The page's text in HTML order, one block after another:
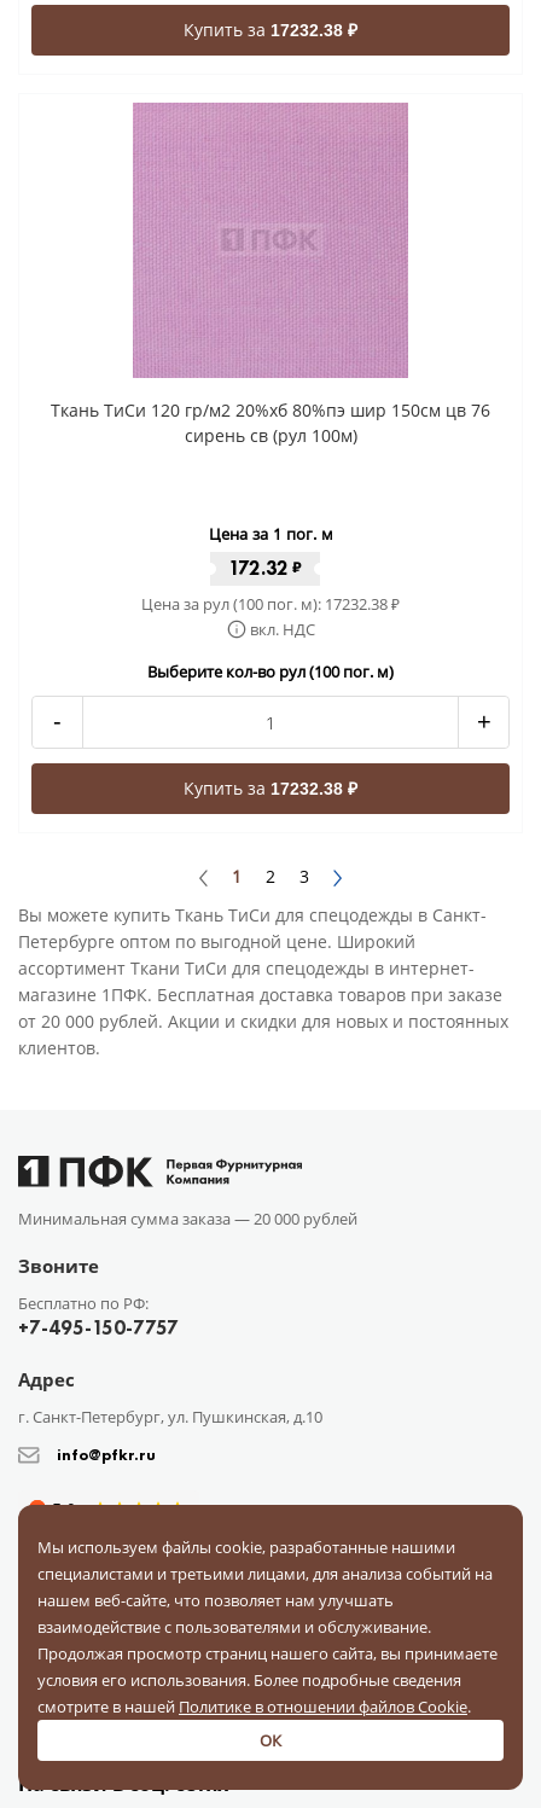
Купить за 17232.38 ₽
Ткань ТиСи 120 гр/м2 20%хб 80%пэ шир 150см цв 76
сирень св (рул 100м)
Цена за 1 пог. м
172.32 ₽
Цена за рул (100 пог. м): 17232.38₽
вкл. НДС
Выберите кол-во рул (100 пог. м)
- +
Купить за 17232.38 ₽
1 2
3
Вы можете купить Ткань ТиСи для спецодежды в Санкт-
Петербурге оптом по выгодной цене. Широкий
ассортимент Ткани ТиСи для спецодежды в интернет-
магазине 1ПФК. Бесплатная доставка товаров при заказе
от 20 000 рублей. Акции и скидки для новых и постоянных
клиентов.
Минимальная сумма заказа —20 000 рублей
Звоните
Бесплатно по РФ:
+7-495-150-7757
Адрес
г. Санкт-Петербург, ул. Пушкинская, д.10
info@pfkr.ru
Каталог О компании Сотрудничество Доставка
Поставщикам
Блог Контакты Отзывы
Вопрос-ответ
Документы
На связи в соц. сетях
Мы используем файлы cookie, разработанные нашими
специалистами и третьими лицами, для анализа событий на
нашем веб-сайте, что позволяет нам улучшать
взаимодействие с пользователями и обслуживание.
Продолжая просмотр страниц нашего сайта, вы принимаете
условия его использования. Более подробные сведения
смотрите в нашей Политике в отношении файлов Cookie.
ОК